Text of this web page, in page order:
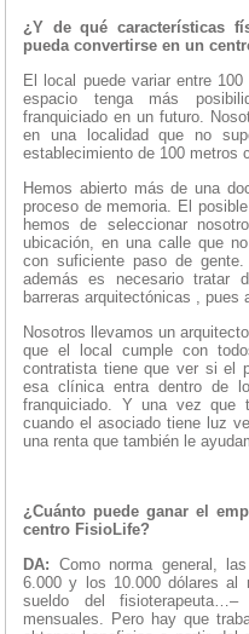
¿Y de qué características
pueda convertirse en un
El local puede variar entre
espacio tenga más
franquiciado en un futuro.
en una localidad que no
establecimiento de 100 metros
Hemos abierto más de una
proceso de memoria. El
hemos de seleccionar
ubicación, en una calle que
con suficiente paso de
además es necesario tratar
barreras arquitectónicas , pues
Nosotros llevamos un
que el local cumple con
contratista tiene que ver si el
esa clínica entra dentro de
franquiciado. Y una vez que
cuando el asociado tiene luz
una renta que también le
¿Cuánto puede ganar el
centro FisioLife?
DA: Como norma general,
6.000 y los 10.000 dólares al
sueldo del
mensuales. Pero hay que